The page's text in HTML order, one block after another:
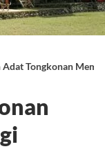
Adat Tongkonan